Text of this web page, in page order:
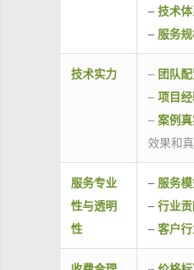
–技术
– 服务
技术实力 – 团队
– 项目
– 案例
效果和
服务专业
性与透明
性
– 服务
–行业
–客户